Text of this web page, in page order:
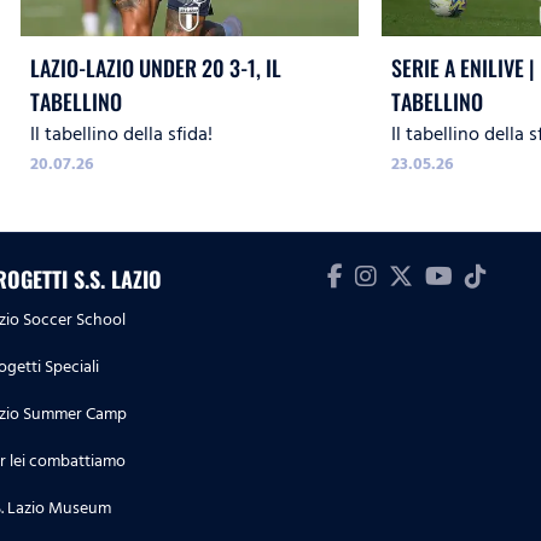
LAZIO-LAZIO UNDER 20 3-1, IL
TABELLINO
Il tabellino della sfida!
20.07.26
SERIE A ENILIVE
TABELLINO
Il tabellino della
23.05.26
S.S. LAZIO
Soccer School
Speciali
Summer Camp
lei combattiamo
Lazio Museum